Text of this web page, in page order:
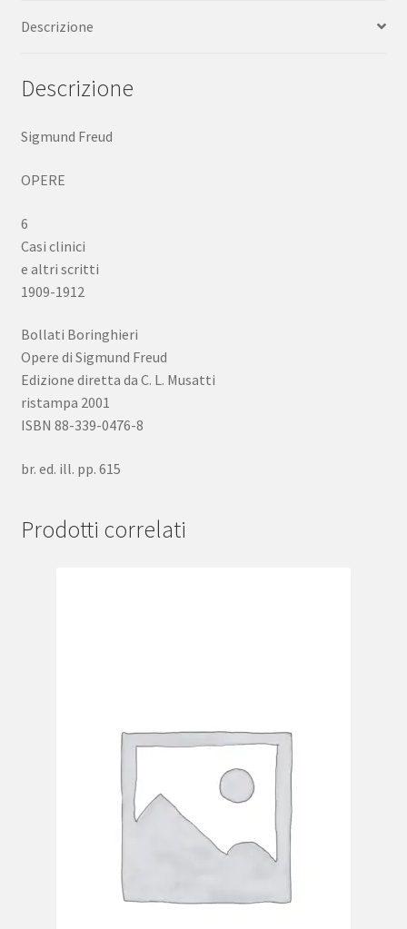
1909-
2001
Descrizione
Descrizione
Sigmund Freud
OPERE
6
Casi clinici
e altri scritti
1909-1912
Bollati Boringhieri
Opere di Sigmund Freud
Edizione diretta da C. L. Musatti
ristampa 2001
ISBN 88-339-0476-8
br. ed. ill. pp. 615
Prodotti correlati